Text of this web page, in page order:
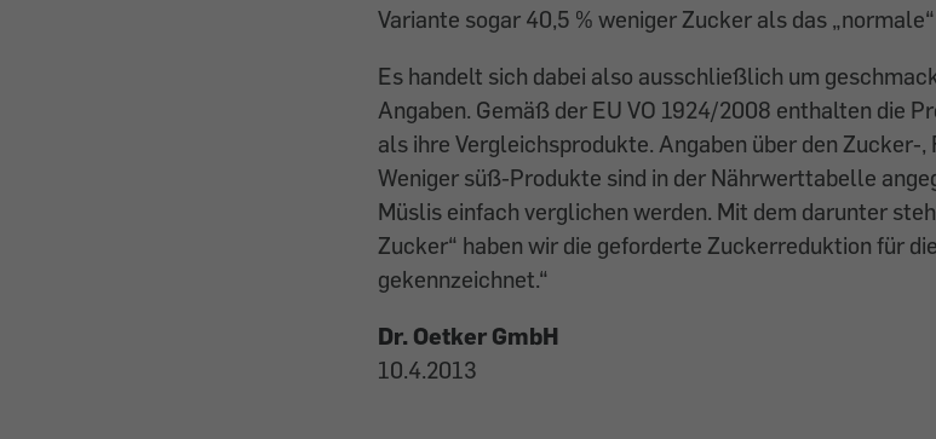
Variante sogar 40,5 % weniger Zucker als das
Es handelt sich dabei also ausschließlich um
Angaben. Gemäß der EU VO 1924/2008 enthalten die
als ihre Vergleichsprodukte. Angaben über den Zucker-
Weniger süß-Produkte sind in der Nährwerttabelle
Müslis einfach verglichen werden. Mit dem darunter
Zucker“ haben wir die geforderte Zuckerreduktion für
gekennzeichnet.“
Dr. Oetker GmbH
10.4.2013